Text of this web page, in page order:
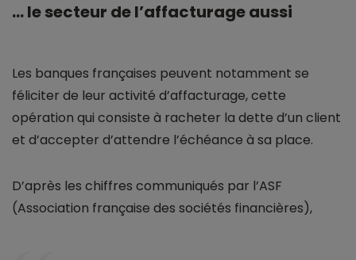
… le secteur de l’affacturage aussi
Les banques françaises peuvent notamment se
féliciter de leur activité d’affacturage, cette
opération qui consiste à racheter la dette d’un client
et d’accepter d’attendre l’échéance à sa place.
D’après les chiffres communiqués par l’ASF
(Association française des sociétés financières),